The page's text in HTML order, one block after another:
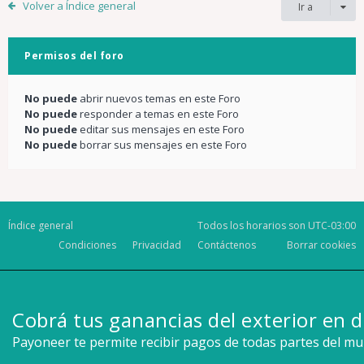
Volver a Índice general Ir a
Permisos del foro
No puede abrir nuevos temas en este Foro
No puederesponder a temas en este Foro
No puedeeditar sus mensajes en este Foro
No puedeborrar sus mensajes en este Foro
Índice general Todos los horarios son UTC-03:00
Borrar cookies
Contáctenos
Privacidad
Condiciones
Cobrá tus ganancias del exterior en
Payoneer te permite recibir pagos de todas partes del